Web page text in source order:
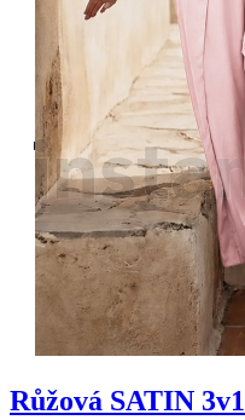
Růžová SATIN 3v1